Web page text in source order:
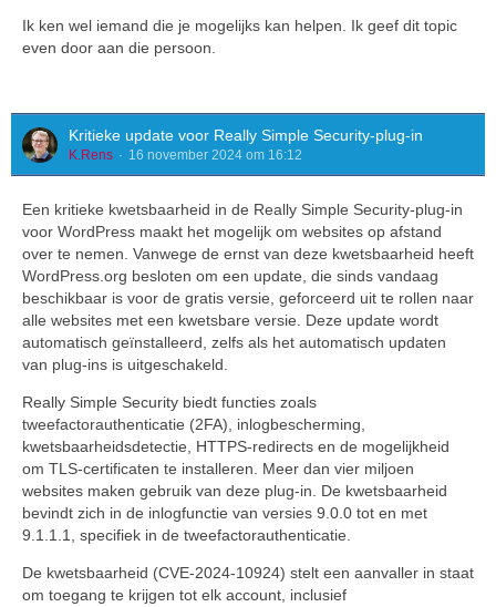
Ik ken wel iemand die je mogelijks kan helpen. Ik geef dit topic
even door aan die persoon.
Kritieke update voor Really Simple Security-plug-in
K.Rens 16 november 2024 om 16:12
Een kritieke kwetsbaarheid in de Really Simple Security-plug-in
voor WordPress maakt het mogelijk om websites op afstand
over te nemen. Vanwege de ernst van deze kwetsbaarheid heeft
WordPress.org besloten om een update, die sinds vandaag
beschikbaar is voor de gratis versie, geforceerd uit te rollen naar
alle websites met een kwetsbare versie. Deze update wordt
automatisch geïnstalleerd, zelfs als het automatisch updaten
van plug-ins is uitgeschakeld.
Really Simple Security biedt functies zoals
tweefactorauthenticatie (2FA), inlogbescherming,
kwetsbaarheidsdetectie, HTTPS-redirects en de mogelijkheid
om TLS-certificaten te installeren. Meer dan vier miljoen
websites maken gebruik van deze plug-in. De kwetsbaarheid
bevindt zich in de inlogfunctie van versies 9.0.0 tot en met
9.1.1.1, specifiek in de tweefactorauthenticatie.
De kwetsbaarheid (CVE-2024-10924) stelt een aanvaller in staat
om toegang te krijgen tot elk account, inclusief